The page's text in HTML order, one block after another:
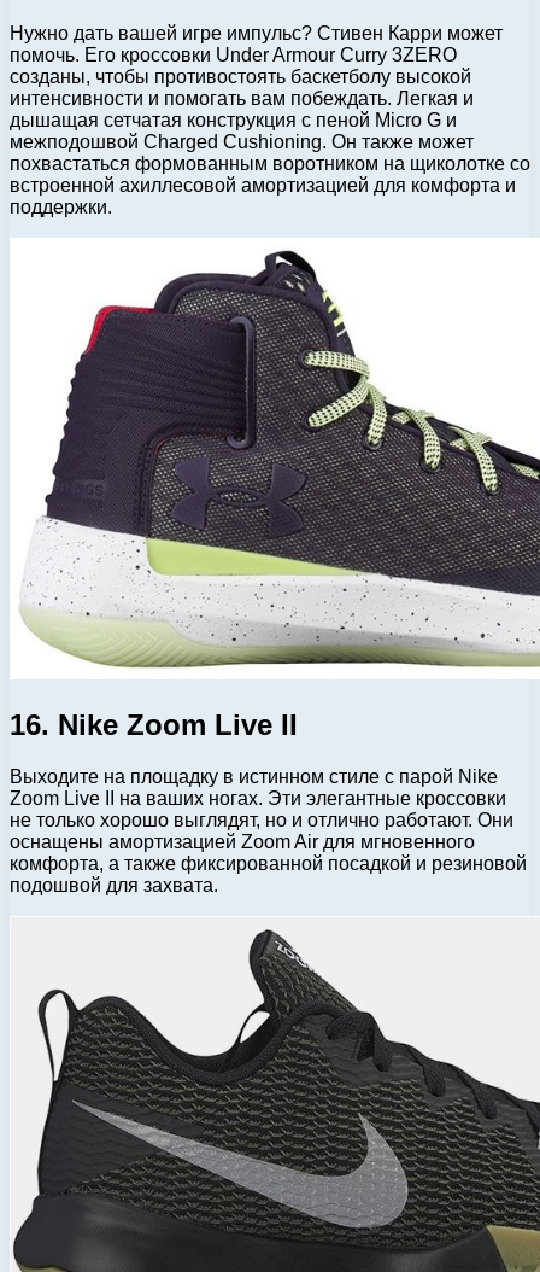
Нужно дать вашей игре импульс? Стивен Карри может
помочь. Его кроссовки Under Armour Curry 3ZERO
созданы, чтобы противостоять баскетболу высокой
интенсивности и помогать вам побеждать. Легкая и
дышащая сетчатая конструкция с пеной Micro G и
межподошвой Charged Cushioning. Он также может
похвастаться формованным воротником на щиколотке со
встроенной ахиллесовой амортизацией для комфорта и
поддержки.
16. Nike Zoom Live II
Выходите на площадку в истинном стиле с парой Nike
Zoom Live II на ваших ногах. Эти элегантные кроссовки
не только хорошо выглядят, но и отлично работают. Они
оснащены амортизацией Zoom Air для мгновенного
комфорта, а также фиксированной посадкой и резиновой
подошвой для захвата.